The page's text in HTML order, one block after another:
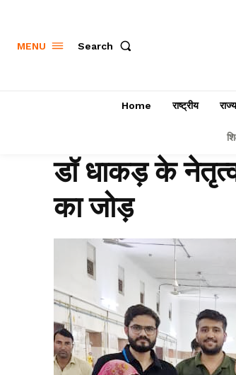
MENU Search
Home राष्ट्रीय राज्य
डॉ धाकड़ के
का जोड़